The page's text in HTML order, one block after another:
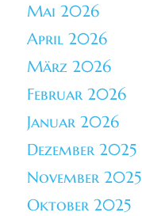
Mai 2026
April 2026
März 2026
Februar 2026
Januar 2026
Dezember 2025
November 2025
Oktober 2025